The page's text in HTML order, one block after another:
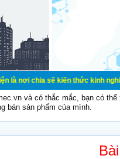
sẽ kiến thức kinh nghiệm
và có thắc mắc, bạn có
bán sản phẩm của mình.